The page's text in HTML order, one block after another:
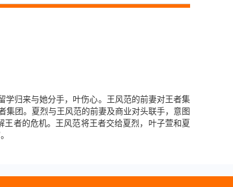
学归来与她分手，叶伤心。王风范的前妻对王者集
集团。夏烈与王风范的前妻及商业对头联手，意图
者的危机。王风范将王者交给夏烈，叶子萱和夏